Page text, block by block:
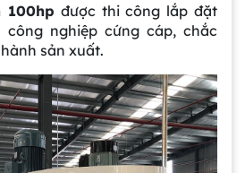
100hp được thi công lắp đặt
nghiệp cứng cáp, chắc
sản xuất.